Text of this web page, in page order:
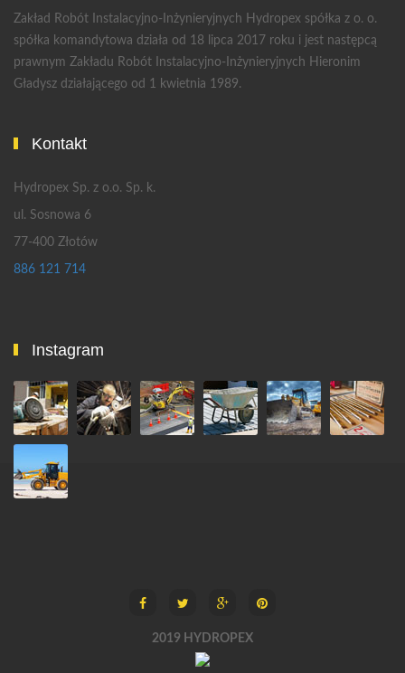
Zakład Robót Instalacyjno-Inżynieryjnych Hydropex spółka z o. o.
spółka komandytowa działa od 18 lipca 2017 roku i jest następcą
prawnym Zakładu Robót Instalacyjno-Inżynieryjnych Hieronim
Gładysz działającego od 1 kwietnia 1989.
Kontakt
Hydropex Sp. z o.o. Sp. k.
ul. Sosnowa 6
77-400 Złotów
886 121 714
Instagram
2019 HYDROPEX